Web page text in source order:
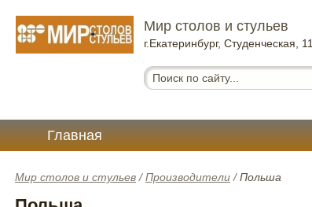
Мир столов и стульев
г.Екатеринбург, Студенческая, 11
Главная
Мир столов и стульев /Производители /Польша